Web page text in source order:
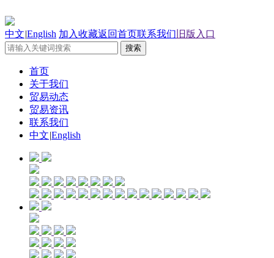
中文|English 加入收藏返回首页联系我们 旧版入口
首页
关于我们
贸易动态
贸易资讯
联系我们
中文|English